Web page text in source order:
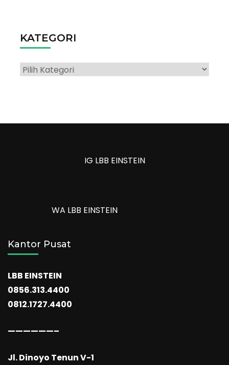
KATEGORI
Kategori
IG LBB EINSTEIN
WA LBB EINSTEIN
Kantor Pusat
LBB EINSTEIN
0856.313.4400
0812.1727.4400
——————–
Jl. Dinoyo Tenun V-1